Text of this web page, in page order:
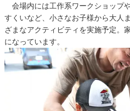
会場内には工作系ワークショップ
すくいなど、小さなお子様から大人
ざまなアクティビティを実施予定。
になっています。